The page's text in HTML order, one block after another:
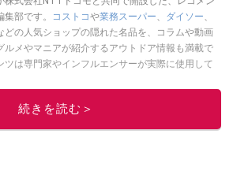
部です。
コストコや業務スーパー ダイソー
どの人気ショップの隠れた名品を、コラムや動画
ルメやマニアが紹介するアウトドア情報も満載で
ツは専門家やインフルエンサーが実際に使用して
続きを読む＞